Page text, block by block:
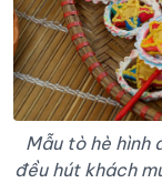
Mẫu tò hè hình
đều hút khách